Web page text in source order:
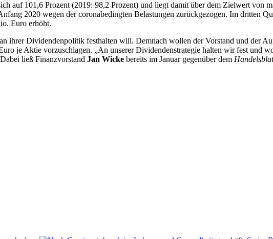
auf 101,6 Prozent (2019: 98,2 Prozent) und liegt damit über dem Zielwert von
2020 wegen der coronabedingten Belastungen zurückgezogen. Im dritten
Euro erhöht.
ihrer Dividendenpolitik festhalten will. Demnach wollen der Vorstand und der
je Aktie vorzuschlagen. „An unserer Dividendenstrategie halten wir fest und
ließ Finanzvorstand Jan Wicke bereits im Januar gegenüber dem